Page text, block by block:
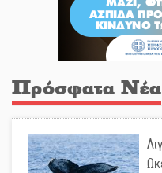
Πρόσφατα Νέα